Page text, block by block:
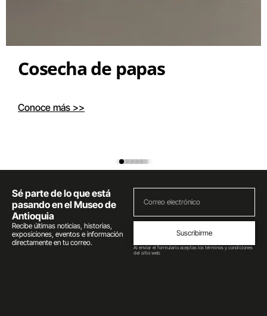
Cosecha de papas
Conoce más >>
Sé parte de lo que está
pasando en el Museo de
Antioquia
Recibe últimas noticias, historias,
exposiciones, eventos e información
directamente en tu correo.
Suscribirme
Al enviar el formulario aceptas los términos y condiciones
del sitio web